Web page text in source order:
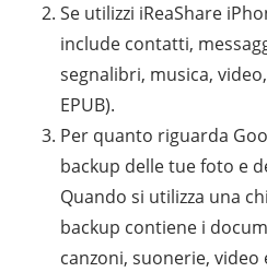
Se utilizzi iReaShare
include contatti,
segnalibri, musica,
EPUB).
Per quanto riguarda
backup delle tue foto e
Quando si utilizza una
backup contiene i
canzoni, suonerie,